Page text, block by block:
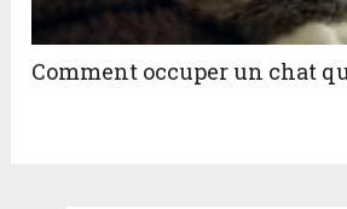
Comment occuper un chat